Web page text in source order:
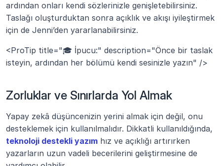
ardından onları kendi sözlerinizle genişletebilirsiniz.
Taslağı oluşturduktan sonra açıklık ve akışı iyileştirmek
için de Jenni’den yararlanabilirsiniz.
<ProTip title="🎓 İpucu:" description="Önce bir taslak
isteyin, ardından her bölümü kendi sesinizle yazın" />
Zorluklar ve Sınırlarda Yol Almak
Yapay zekâ düşüncenizin yerini almak için değil, onu
teknoloji destekli yazım hız ve açıklığı artırırken
yazarların uzun vadeli becerilerini geliştirmesine de